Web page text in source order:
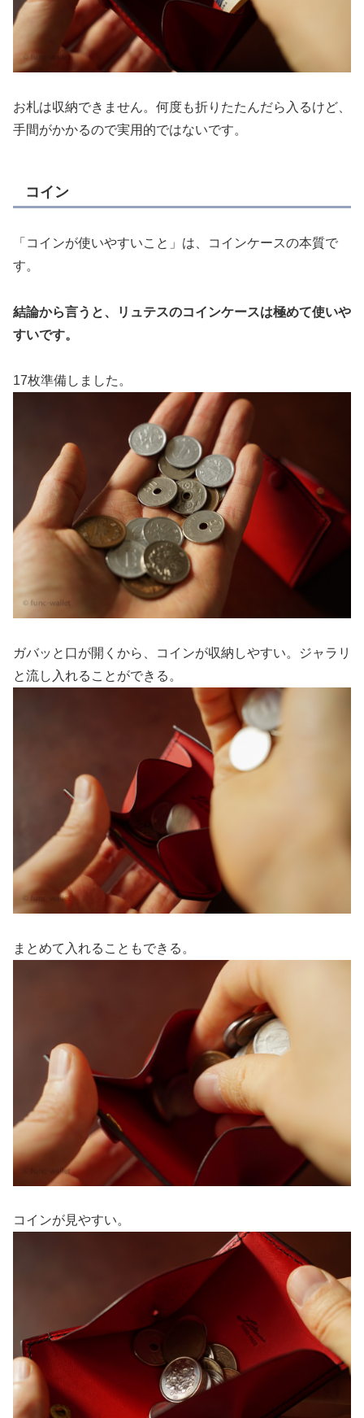
お札は収納できません。何度も折りたたんだら入るけど、
手間がかかるので実用的ではないです。
コイン
「コインが使いやすいこと」は、コインケースの本質で
す。
結論から言うと、リュテスのコインケースは極めて使いや
すいです。
17枚準備しました。
ガバッと口が開くから、コインが収納しやすい。ジャラリ
と流し入れることができる。
まとめて入れることもできる。
コインが見やすい。